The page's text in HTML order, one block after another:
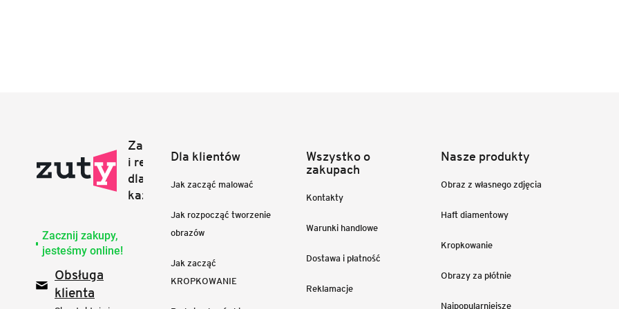
Zacznij zakupy,
jesteśmy online!
Obsługa
klienta
Dla klientów
Jak zacząć malować
Jak rozpocząć tworzenie
obrazów
Jak zacząć
KROPKOWANIE
Wszystko o
zakupach
Kontakty
Warunki handlowe
Dostawa i płatność
Reklamacje
Nasze produkty
Obraz z własnego zdjęcia
Haft diamentowy
Kropkowanie
Obrazy za płótnie
Najpopularniejsze